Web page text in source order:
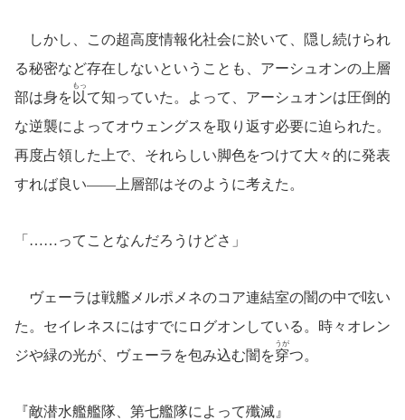
しかし、この超高度情報化社会に於いて、隠し続けられ
る秘密など存在しないということも、アーシュオンの上層
部は身を 以
もっ
て知っていた。よって、アーシュオンは圧倒的
な逆襲によってオウェングスを取り返す必要に迫られた。
再度占領した上で、それらしい脚色をつけて大々的に発表
すれば良い――上層部はそのように考えた。
「……ってことなんだろうけどさ」
ヴェーラは戦艦メルポメネのコア連結室の闇の中で呟い
た。セイレネスにはすでにログオンしている。時々オレン
ジや緑の光が、ヴェーラを包み込む闇を穿
うが
つ。
『敵潜水艦艦隊、第七艦隊によって殲滅』